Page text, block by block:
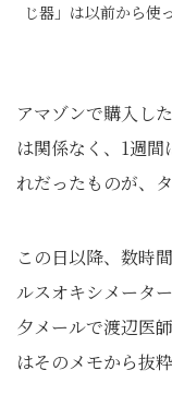
じ器」は以前から使
アマゾンで購入し
は関係なく、1週
れだったものが、
この日以降、数時
ルスオキシメータ
夕メールで渡辺医
はそのメモから抜